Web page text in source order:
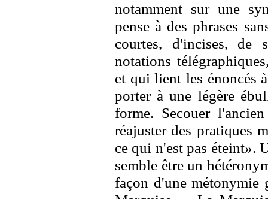
notamment sur une
pense à des phrases
courtes, d'incises, de
notations
et qui lient les énoncés
porter à une légère
forme. Secouer
réajuster des pratiques
ce qui n'est pas éteint».
semble être un
façon d'une métonymie